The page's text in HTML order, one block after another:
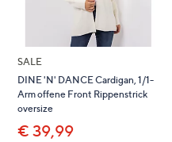
SALE
DINE 'N' DANCE Cardigan, 1/1-
Arm offene Front Rippenstrick
oversize
€ 39,99